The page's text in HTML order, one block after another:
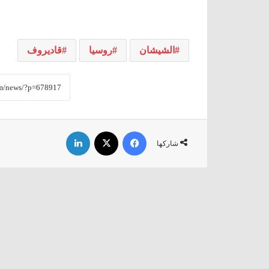
الشيشان روسيا قاديروف
شاركها
فيسبوك